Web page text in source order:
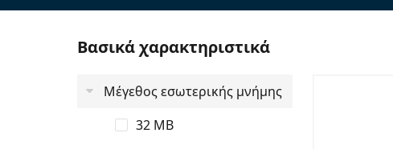
Βασικά χαρακτηριστικά
Μέγεθος εσωτερικής μνήμης
32 MB